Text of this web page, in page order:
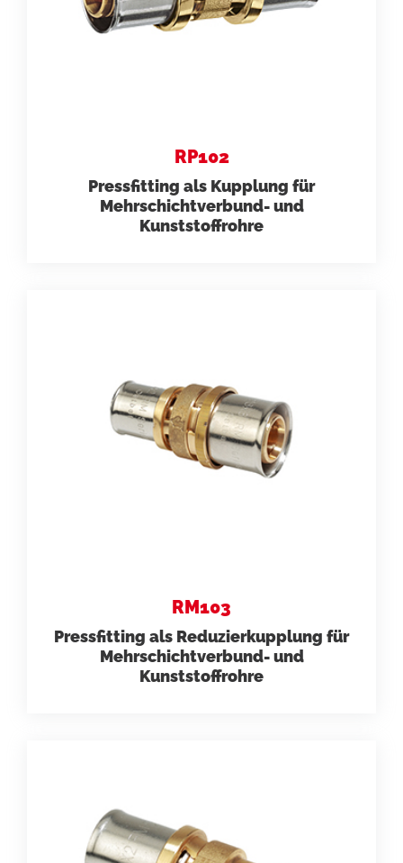
RP102
Pressfitting als Kupplung für
Mehrschichtverbund- und
Kunststoffrohre
RM103
Pressfitting als Reduzierkupplung für
Mehrschichtverbund- und
Kunststoffrohre